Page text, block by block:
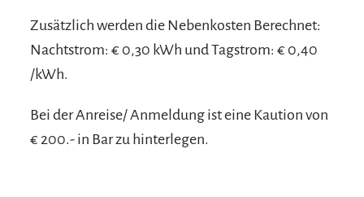
Zusätzlich werden die Nebenkosten Berechnet:
Nachtstrom: € 0,30 kWh und Tagstrom: € 0,40
/kWh.
Bei der Anreise/ Anmeldung ist eine Kaution von
€ 200.- in Bar zu hinterlegen.